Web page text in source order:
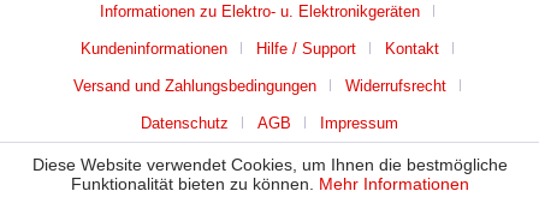
Informationen zu Elektro- u. Elektronikgeräten
Kundeninformationen Hilfe / Support Kontakt
Versand und Zahlungsbedingungen Widerrufsrecht
Datenschutz AGB Impressum
Diese Website verwendet Cookies, um Ihnen die bestmögliche
Funktionalität bieten zu können. Mehr Informationen